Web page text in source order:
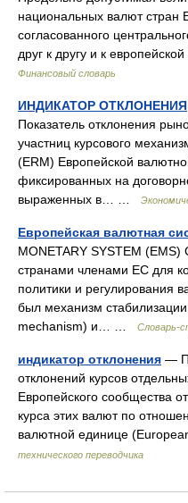
национальных валют стран
согласованного
друг к другу и к
Финансовый словарь
ИНДИКАТОР ОТКЛОНЕНИЯ
Показатель отклонения
участниц курсового
(ERM) Европейской
фиксированных на
выраженных в… …
Европейская валютная
MONETARY SYSTEM (EMS)
странами членами ЕС для
политики и регулирования
был механизм
mechanism) и… …
Словарь-
индикатор отклонения —
отклонений курсов
Европейского сообщества
курса этих валют по
валютной единице
технического переводчика